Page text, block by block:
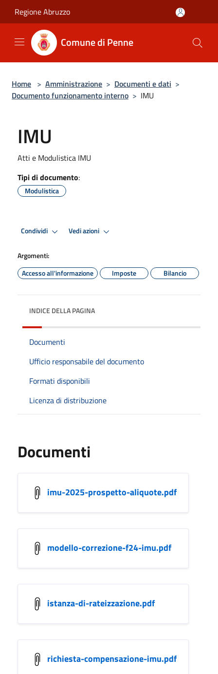
Regione Abruzzo
Comune di Penne
Home > Amministrazione > Documenti e dati >
Documento funzionamento interno > IMU
IMU
Atti e Modulistica IMU
Tipi di documento:
Modulistica
Condividi Vedi azioni
Argomenti:
Accesso all'informazione
Imposte Bilancio
INDICE DELLA PAGINA
Documenti
Ufficio responsabile del documento
Formati disponibili
Licenza di distribuzione
Documenti
imu-2025-prospetto-aliquote.pdf
modello-correzione-f24-imu.pdf
istanza-di-rateizzazione.pdf
richiesta-compensazione-imu.pdf